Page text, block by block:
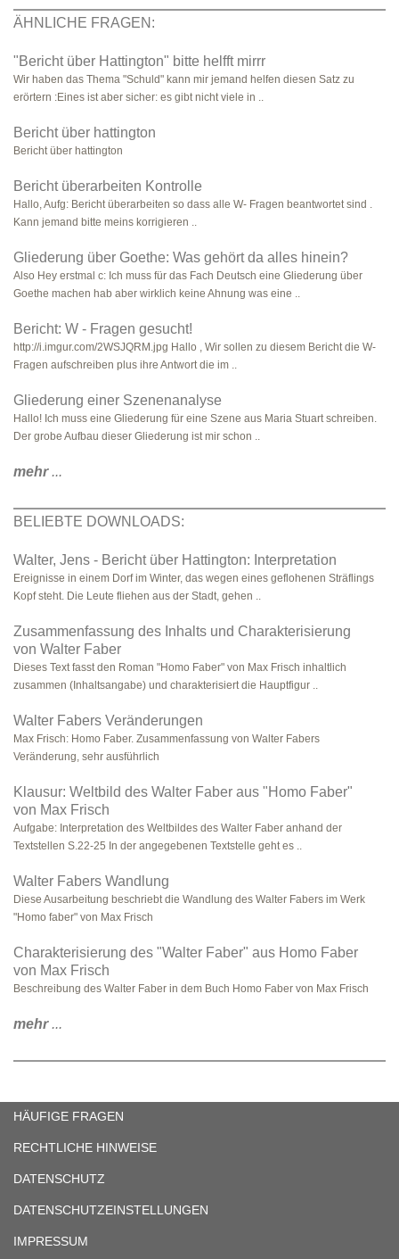
ÄHNLICHE FRAGEN:
"Bericht über Hattington" bitte helfft mirrr
Wir haben das Thema "Schuld" kann mir jemand helfen diesen Satz zu
erörtern :Eines ist aber sicher: es gibt nicht viele in ..
Bericht über hattington
Bericht über hattington
Bericht überarbeiten Kontrolle
Hallo, Aufg: Bericht überarbeiten so dass alle W- Fragen beantwortet sind .
Kann jemand bitte meins korrigieren ..
Gliederung über Goethe: Was gehört da alles hinein?
Also Hey erstmal c: Ich muss für das Fach Deutsch eine Gliederung über
Goethe machen hab aber wirklich keine Ahnung was eine ..
Bericht: W - Fragen gesucht!
http://i.imgur.com/2WSJQRM.jpg Hallo , Wir sollen zu diesem Bericht die W-
Fragen aufschreiben plus ihre Antwort die im ..
Gliederung einer Szenenanalyse
Hallo! Ich muss eine Gliederung für eine Szene aus Maria Stuart schreiben.
Der grobe Aufbau dieser Gliederung ist mir schon ..
mehr...
BELIEBTE DOWNLOADS:
Walter, Jens - Bericht über Hattington: Interpretation
Ereignisse in einem Dorf im Winter, das wegen eines geflohenen Sträflings
Kopf steht. Die Leute fliehen aus der Stadt, gehen ..
Zusammenfassung des Inhalts und Charakterisierung
von Walter Faber
Dieses Text fasst den Roman "Homo Faber" von Max Frisch inhaltlich
zusammen (Inhaltsangabe) und charakterisiert die Hauptfigur ..
Walter Fabers Veränderungen
Max Frisch: Homo Faber. Zusammenfassung von Walter Fabers
Veränderung, sehr ausführlich
Klausur: Weltbild des Walter Faber aus "Homo Faber"
von Max Frisch
Aufgabe: Interpretation des Weltbildes des Walter Faber anhand der
Textstellen S.22-25 In der angegebenen Textstelle geht es ..
Walter Fabers Wandlung
Diese Ausarbeitung beschriebt die Wandlung des Walter Fabers im Werk
"Homo faber" von Max Frisch
Charakterisierung des "Walter Faber" aus Homo Faber
von Max Frisch
Beschreibung des Walter Faber in dem Buch Homo Faber von Max Frisch
mehr...
HÄUFIGE FRAGEN
RECHTLICHE HINWEISE
DATENSCHUTZ
DATENSCHUTZEINSTELLUNGEN
IMPRESSUM